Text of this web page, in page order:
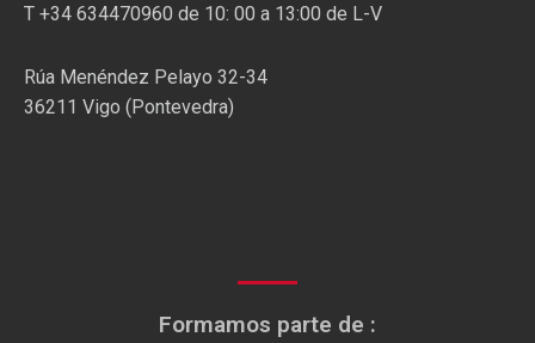
T +34 634470960 de 10: 00 a 13:00 de L-V
Rúa Menéndez Pelayo 32-34
36211 Vigo (Pontevedra)
Formamos parte de :